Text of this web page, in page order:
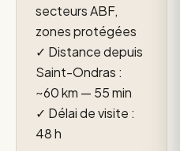
secteurs ABF,
zones protégées
✓ Distance depuis
Saint-Ondras :
~60 km — 55 min
✓ Délai de visite :
48 h